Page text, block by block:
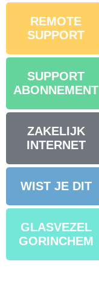
REMOTE
SUPPORT
SUPPORT
ABONNEMENT
ZAKELIJK
INTERNET
WIST JE DIT
GLASVEZEL
GORINCHEM